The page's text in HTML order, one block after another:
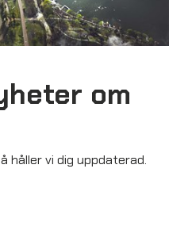
om
håller vi dig uppdaterad.